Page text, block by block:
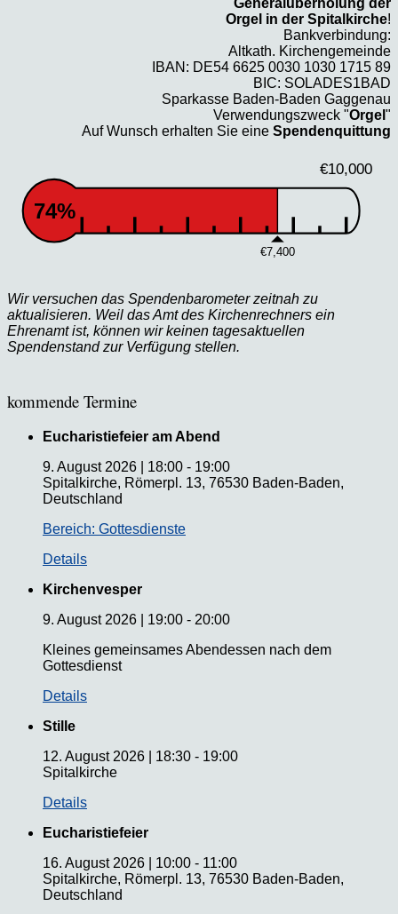
Orgel in der Spitalkirche!
Bankverbindung:
Altkath. Kirchengemeinde
IBAN: DE54 6625 0030 1030 1715 89
BIC: SOLADES1BAD
Sparkasse Baden-Baden Gaggenau
Verwendungszweck "Orgel "
Auf Wunsch erhalten Sie eine Spendenquittung
€10,000
€7,400
74%
Wir versuchen das Spendenbarometer zeitnah zu
aktualisieren. Weil das Amt des Kirchenrechners ein
Ehrenamt ist, können wir keinen tagesaktuellen
Spendenstand zur Verfügung stellen.
kommende Termine
Eucharistiefeier am Abend
9. August 2026
18:00 - 19:00
Spitalkirche, Römerpl. 13, 76530 Baden-Baden,
Deutschland
Bereich: Gottesdienste
Details
Kirchenvesper
9. August 2026
19:00 - 20:00
Kleines gemeinsames Abendessen nach dem
Gottesdienst
Details
Stille
12. August 2026
18:30 - 19:00
Spitalkirche
Details
Eucharistiefeier
16. August 2026
10:00 - 11:00
Spitalkirche, Römerpl. 13, 76530 Baden-Baden,
Deutschland